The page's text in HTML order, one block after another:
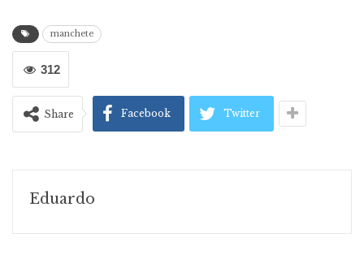
manchete
312
Share Facebook Twitter
Eduardo